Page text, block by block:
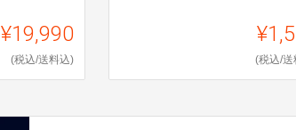
¥19,990
(税込/送料込) (税込/送